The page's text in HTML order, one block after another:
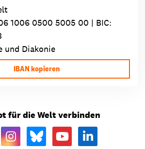
1006 0500 5005 00 | BIC:
und Diakonie
IBAN kopieren
für die Welt verbinden